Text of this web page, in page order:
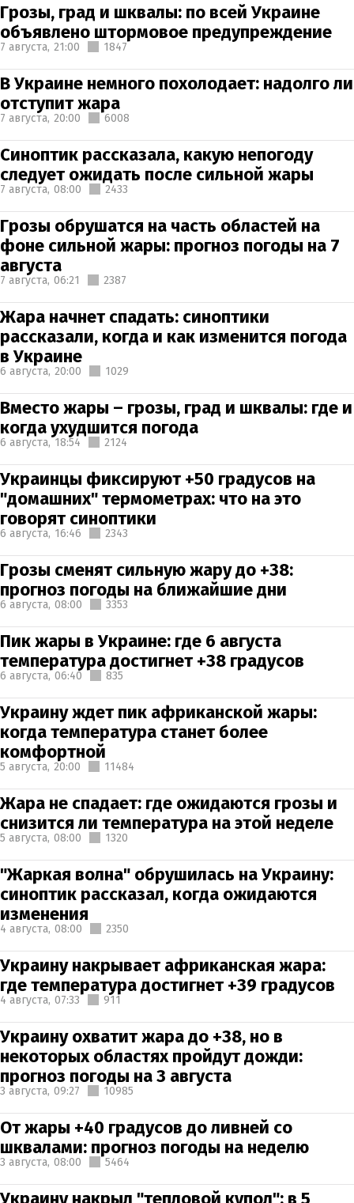
Грозы, град и шквалы: по всей Украине
объявлено штормовое предупреждение
7 августа, 21:00 1847
В Украине немного похолодает: надолго ли
отступит жара
7 августа, 20:00 6008
Синоптик рассказала, какую непогоду
следует ожидать после сильной жары
7 августа, 08:00 2433
Грозы обрушатся на часть областей на
фоне сильной жары: прогноз погоды на 7
августа
7 августа, 06:21 2387
Жара начнет спадать: синоптики
рассказали, когда и как изменится погода
в Украине
6 августа, 20:00 1029
Вместо жары – грозы, град и шквалы: где и
когда ухудшится погода
6 августа, 18:54 2124
Украинцы фиксируют +50 градусов на
"домашних" термометрах: что на это
говорят синоптики
6 августа, 16:46 2343
Грозы сменят сильную жару до +38:
прогноз погоды на ближайшие дни
6 августа, 08:00 3353
Пик жары в Украине: где 6 августа
температура достигнет +38 градусов
6 августа, 06:40 835
Украину ждет пик африканской жары:
когда температура станет более
комфортной
5 августа, 20:00 11484
Жара не спадает: где ожидаются грозы и
снизится ли температура на этой неделе
5 августа, 08:00 1320
"Жаркая волна" обрушилась на Украину:
синоптик рассказал, когда ожидаются
изменения
4 августа, 08:00 2350
Украину накрывает африканская жара:
где температура достигнет +39 градусов
4 августа, 07:33 911
Украину охватит жара до +38, но в
некоторых областях пройдут дожди:
прогноз погоды на 3 августа
3 августа, 09:27 10985
От жары +40 градусов до ливней со
шквалами: прогноз погоды на неделю
3 августа, 08:00 5464
Украину накрыл "тепловой купол": в 5